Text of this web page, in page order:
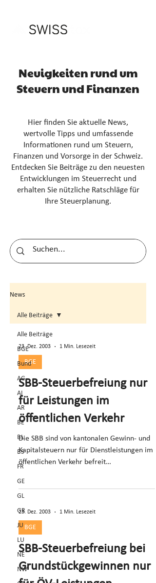
Neuigkeiten rund um
Steuern und Finanzen
Hier finden Sie aktuelle News,
wertvolle Tipps und umfassende
Informationen rund um Steuern,
Finanzen und Vorsorge in der Schweiz.
Entdecken Sie Beiträge zu den neuesten
Entwicklungen im Steuerrecht und
erhalten Sie nützliche Ratschläge für
Ihre Steuerplanung.
News
Alle Beiträge
BGE
Bund
AG
AI
AR
BE
BL
BS
FR
GE
GL
GR
JU
LU
NE
NW
Alle Beiträge
23. Dez. 2003 1 Min. Lesezeit
BGE
SBB-Steuerbefreiung nur
für Leistungen im
öffentlichen Verkehr
Die SBB sind von kantonalen Gewinn- und
Kapitalsteuern nur für Dienstleistungen im
öffentlichen Verkehr befreit
23. Dez. 2003 1 Min. Lesezeit
BGE
SBB-Steuerbefreiung bei
Grundstückgewinnen nur